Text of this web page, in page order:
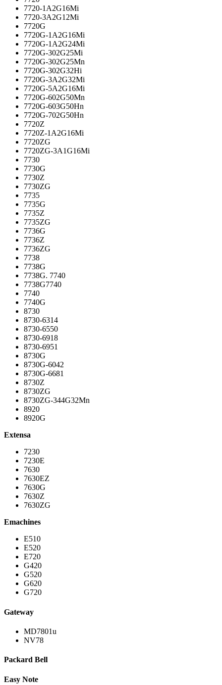
7720-1A2G16Mi
7720-3A2G12Mi
7720G
7720G-1A2G16Mi
7720G-1A2G24Mi
7720G-302G25Mi
7720G-302G25Mn
7720G-302G32Hi
7720G-3A2G32Mi
7720G-5A2G16Mi
7720G-602G50Mn
7720G-603G50Hn
7720G-702G50Hn
7720Z
7720Z-1A2G16Mi
7720ZG
7720ZG-3A1G16Mi
7730
7730G
7730Z
7730ZG
7735
7735G
7735Z
7735ZG
7736G
7736Z
7736ZG
7738
7738G
7738G. 7740
7738G7740
7740
7740G
8730
8730-6314
8730-6550
8730-6918
8730-6951
8730G
8730G-6042
8730G-6681
8730Z
8730ZG
8730ZG-344G32Mn
8920
8920G
Extensa
7230
7230E
7630
7630EZ
7630G
7630Z
7630ZG
Emachines
E510
E520
E720
G420
G520
G620
G720
Gateway
MD7801u
NV78
Packard Bell
Easy Note